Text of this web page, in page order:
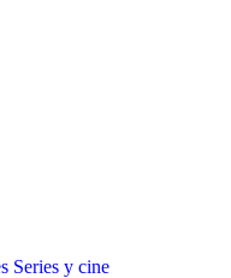
Series y cine